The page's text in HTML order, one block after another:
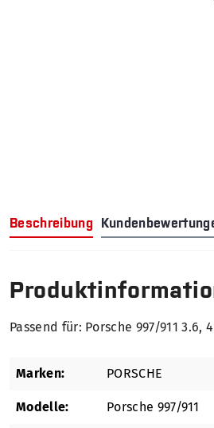
Beschreibung
Passend für: Porsche 997/911 3.6,
Marken: PORSCHE
Modelle: Porsche 997/911